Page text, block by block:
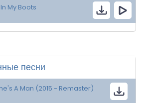
My Boots
песни
A Man (2015 - Remaster)